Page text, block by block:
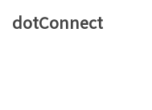
dotConnect